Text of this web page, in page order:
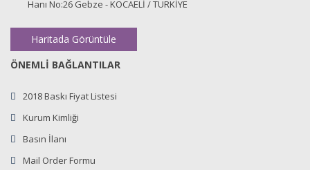
Hanı No:26 Gebze - KOCAELİ / TÜRKİYE
Haritada Görüntüle
ÖNEMLİ BAĞLANTILAR
2018 Baskı Fiyat Listesi
Kurum Kimliği
Basın İlanı
Mail Order Formu